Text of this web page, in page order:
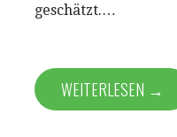
geschätzt.…
WEITERLESEN →